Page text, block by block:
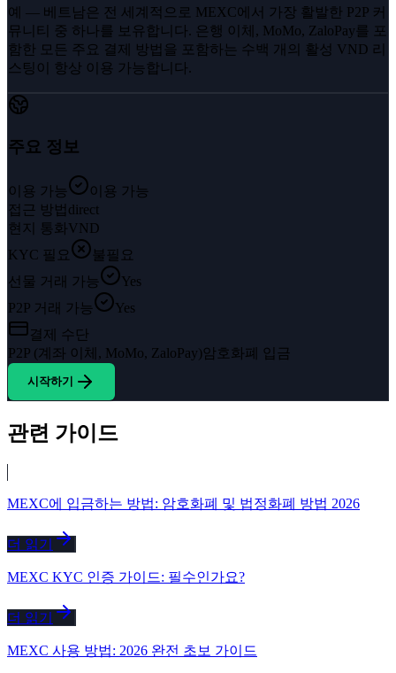
예 — 베트남은 전 세계적으로 MEXC에서 가장 활발한 P2P 커
뮤니티 중 하나를 보유합니다. 은행 이체, MoMo, ZaloPay를 포
함한 모든 주요 결제 방법을 포함하는 수백 개의 활성 VND 리
스팅이 항상 이용 가능합니다.
주요 정보
이용 가능
이용 가능
접근 방법 direct
현지 통화VND
KYC 필요
불필요
선물 거래 가능
Yes
P2P 거래 가능
Yes
결제 수단
P2P (계좌 이체, MoMo, ZaloPay)암호화폐 입금
시작하기
관련 가이드
MEXC에 입금하는 방법: 암호화폐 및 법정화폐 방법 2026
더 읽기
MEXC KYC 인증 가이드: 필수인가요?
더 읽기
MEXC 사용 방법: 2026 완전 초보 가이드